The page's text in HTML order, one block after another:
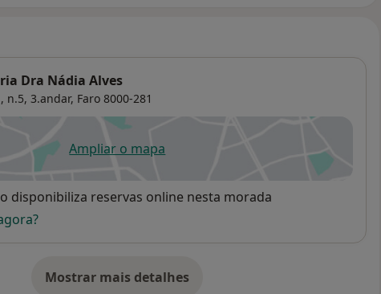
Dra Nádia Alves
n.5, 3.andar, Faro 8000-281
Ampliar o mapaabre num novo separador
disponibiliza reservas online nesta morada
Mostrar mais detalhes
sobre o endereço